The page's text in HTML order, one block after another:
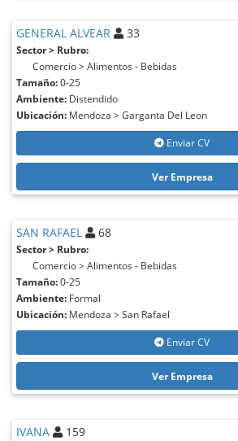
GENERAL ALVEAR 33
Sector > Rubro:
Comercio > Alimentos - Bebidas
Tamaño:0-25
Ambiente: Distendido
Ubicación: Mendoza > Garganta Del Leon
Enviar CV
Ver Empresa
SAN RAFAEL 68
Sector > Rubro:
Comercio > Alimentos - Bebidas
Tamaño:0-25
Ambiente: Formal
Ubicación: Mendoza > San Rafael
Enviar CV
Ver Empresa
IVANA 159